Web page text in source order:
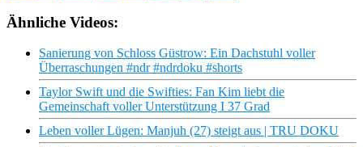
Ähnliche Videos:
Sanierung von Schloss Güstrow: Ein Dachstuhl voller
Überraschungen #ndr #ndrdoku #shorts
Taylor Swift und die Swifties: Fan Kim liebt die
Gemeinschaft voller Unterstützung I 37 Grad
Leben voller Lügen: Manjuh (27) steigt aus | TRU DOKU